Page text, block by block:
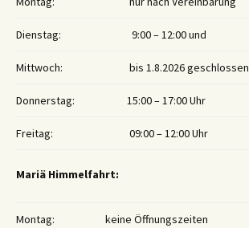
Dienstag: 9:00 – 12:00 und
Mittwoch: bis 1.8.2026 geschlossen
Donnerstag: 15:00 – 17:00 Uhr
Freitag: 09:00 – 12:00 Uhr
Mariä Himmelfahrt:
Montag: keine Öffnungszeiten